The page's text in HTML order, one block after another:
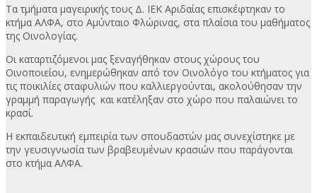
Τα τμήματα μαγειρικής τους Δ. ΙΕΚ Αριδαίας επισκέφτηκαν το
κτήμα ΑΛΦΑ, στο Αμύνταιο Φλώρινας, στα πλαίσια του μαθήματος
της Οινολογίας.
Οι καταρτιζόμενοι μας ξεναγήθηκαν στους χώρους του
Οινοποιείου, ενημερώθηκαν από τον Οινολόγο του κτήματος για
τις ποικιλίες σταφυλιών που καλλιεργούνται, ακολούθησαν την
γραμμή παραγωγής και κατέληξαν στο χώρο που παλαιώνει το
κρασί.
Η εκπαιδευτική εμπειρία των σπουδαστών μας συνεχίστηκε με
την γευσιγνωσία των βραβευμένων κρασιών που παράγονται
στο κτήμα ΑΛΦΑ.